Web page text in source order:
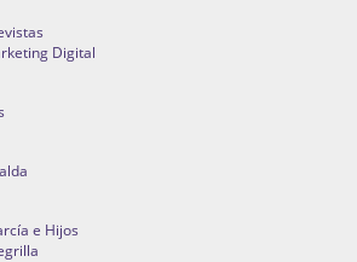
Digital
e Hijos